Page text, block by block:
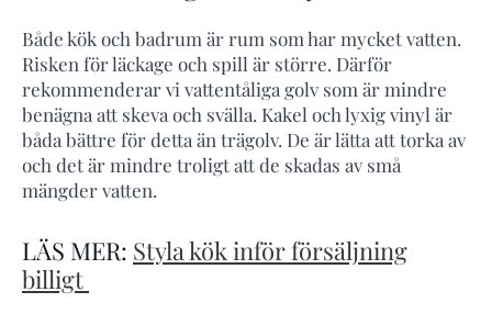
Både kök och badrum är rum som har mycket vatten.
Risken för läckage och spill är större. Därför
rekommenderar vi vattentåliga golv som är mindre
benägna att skeva och svälla. Kakel och lyxig vinyl är
båda bättre för detta än trägolv. De är lätta att torka av
och det är mindre troligt att de skadas av små
mängder vatten.
LÄS MER: Styla kök inför försäljning
billigt